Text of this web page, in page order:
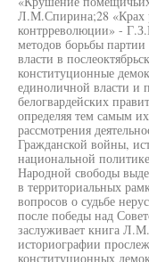
Л.М.Спирина;28 «Крах
контрреволюции» -
методов борьбы
власти в
конституционные
единоличной власти и
белогвардейских
определяя тем самым
рассмотрения
Гражданской войны,
национальной
Народной свободы
в территориальных
вопросов о судьбе
после победы над
заслуживает книга
историографии
конституционных